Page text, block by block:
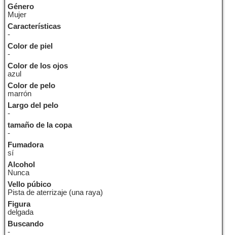
Género
Mujer
Características
-
Color de piel
-
Color de los ojos
azul
Color de pelo
marrón
Largo del pelo
-
tamaño de la copa
-
Fumadora
sí
Alcohol
Nunca
Vello púbico
Pista de aterrizaje (una raya)
Figura
delgada
Buscando
-